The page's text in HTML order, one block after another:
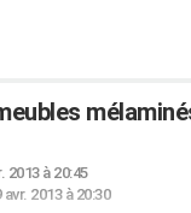
2013 à 20:45
avr. 2013 à 20:30